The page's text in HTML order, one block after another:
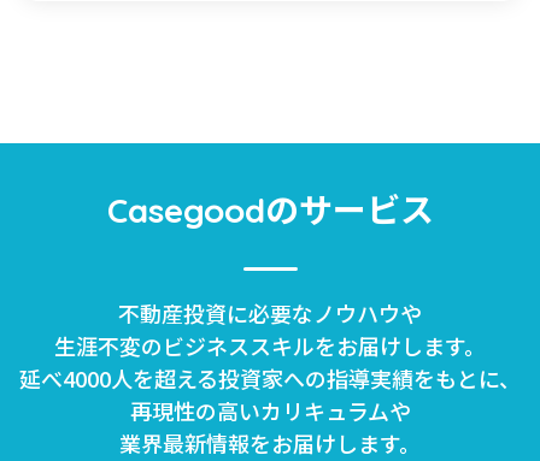
Casegoodのサービス
不動産投資に必要なノウハウや
生涯不変のビジネススキルをお届けします。
延べ4000人を超える投資家への指導実績をもとに、
再現性の高いカリキュラムや
業界最新情報をお届けします。